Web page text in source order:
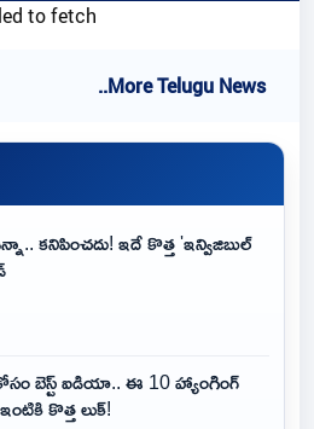
to fetch
..More Telugu News
కనిపించదు! ఇదే కొత్త 'ఇన్విజిబుల్
బెస్ట్ ఐడియా.. ఈ 10 హ్యాంగింగ్
కొత్త లుక్!